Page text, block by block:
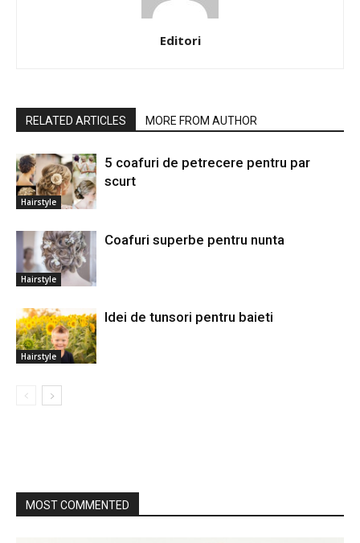
Editori
RELATED ARTICLES MORE FROM AUTHOR
Hairstyle
5 coafuri de petrecere pentru par
scurt
Hairstyle
Coafuri superbe pentru nunta
Hairstyle
Idei de tunsori pentru baieti
MOST COMMENTED